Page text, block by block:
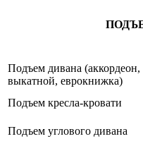
Подъем дивана (аккордеон,
выкатной, еврокнижка)
Подъем кресла-кровати
Подъем углового дивана